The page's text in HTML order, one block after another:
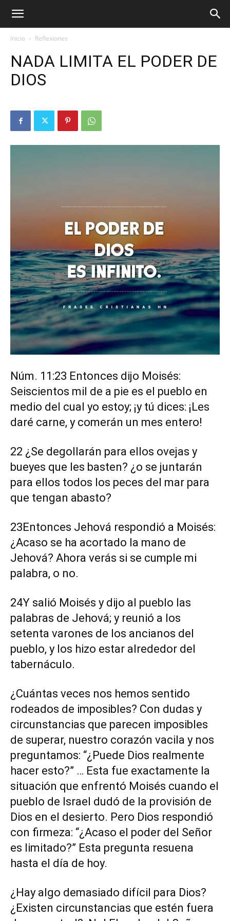
Inicio Reflexiones
NADA LIMITA EL PODER DE
DIOS
Núm. 11:23 Entonces dijo Moisés:
Seiscientos mil de a pie es el pueblo en
medio del cual yo estoy; ¡y tú dices: ¡Les
daré carne, y comerán un mes entero!
22 ¿Se degollarán para ellos ovejas y
bueyes que les basten? ¿o se juntarán
para ellos todos los peces del mar para
que tengan abasto?
23Entonces Jehová respondió a Moisés:
¿Acaso se ha acortado la mano de
Jehová? Ahora verás si se cumple mi
palabra, o no.
24Y salió Moisés y dijo al pueblo las
palabras de Jehová; y reunió a los
setenta varones de los ancianos del
pueblo, y los hizo estar alrededor del
tabernáculo.
¿Cuántas veces nos hemos sentido
rodeados de imposibles? Con dudas y
circunstancias que parecen imposibles
de superar, nuestro corazón vacila y nos
preguntamos: “¿Puede Dios realmente
hacer esto?” … Esta fue exactamente la
situación que enfrentó Moisés cuando el
pueblo de Israel dudó de la provisión de
Dios en el desierto. Pero Dios respondió
con firmeza: “¿Acaso el poder del Señor
es limitado?” Esta pregunta resuena
hasta el día de hoy.
¿Hay algo demasiado difícil para Dios?
¿Existen circunstancias que estén fuera